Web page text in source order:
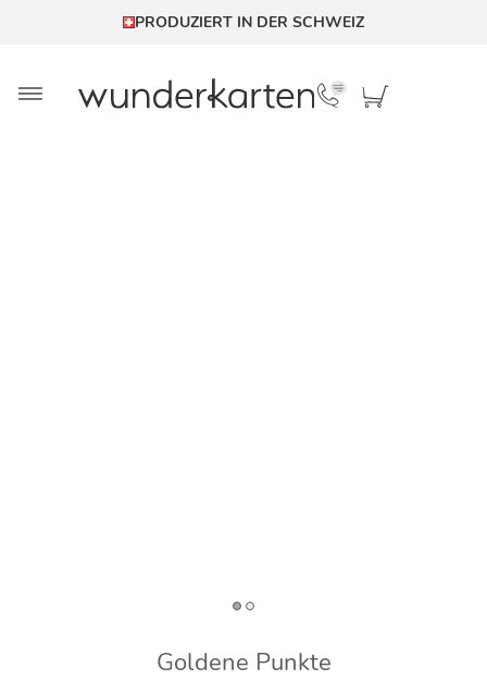
PRODUZIERT IN DER SCHWEIZ
Goldene Punkte